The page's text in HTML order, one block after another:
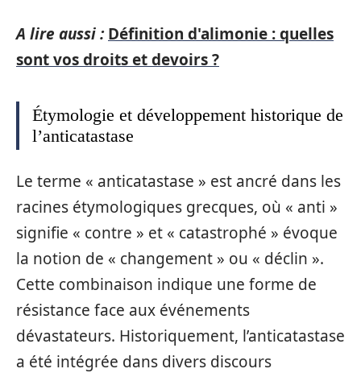
A lire aussi : Définition d'alimonie : quelles
sont vos droits et devoirs ?
Étymologie et développement historique de
l’anticatastase
Le terme « anticatastase » est ancré dans les
racines étymologiques grecques, où « anti »
signifie « contre » et « catastrophé » évoque
la notion de « changement » ou « déclin ».
Cette combinaison indique une forme de
résistance face aux événements
dévastateurs. Historiquement, l’anticatastase
a été intégrée dans divers discours